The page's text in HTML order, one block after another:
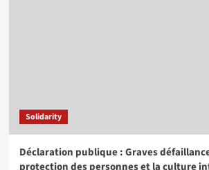
Solidarity
Déclaration publique : Graves